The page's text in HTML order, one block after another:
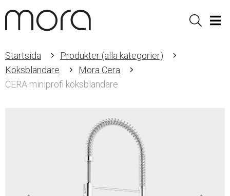
Sök
Startsida
Produkter (alla kategorier)
Köksblandare
Mora Cera
CERA miniprofi köksblandare